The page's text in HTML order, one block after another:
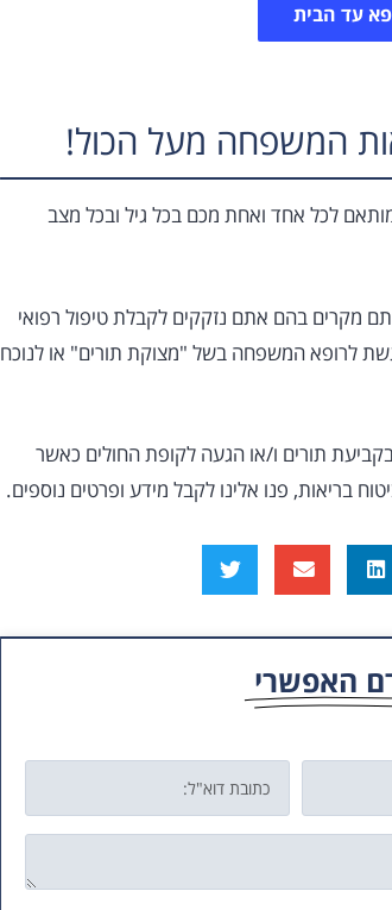
עד הבית
לכל אחד ואחת מכם בכל גיל ובכל מצב
מקרים בהם אתם נזקקים לקבלת טיפול רפואי
לרופא המשפחה בשל "מצוקת תורים" או לנוכח
תורים ו/או הגעה לקופת החולים כאשר
בריאות, פנו אלינו לקבל מידע ופרטים נוספים.
האפשרי